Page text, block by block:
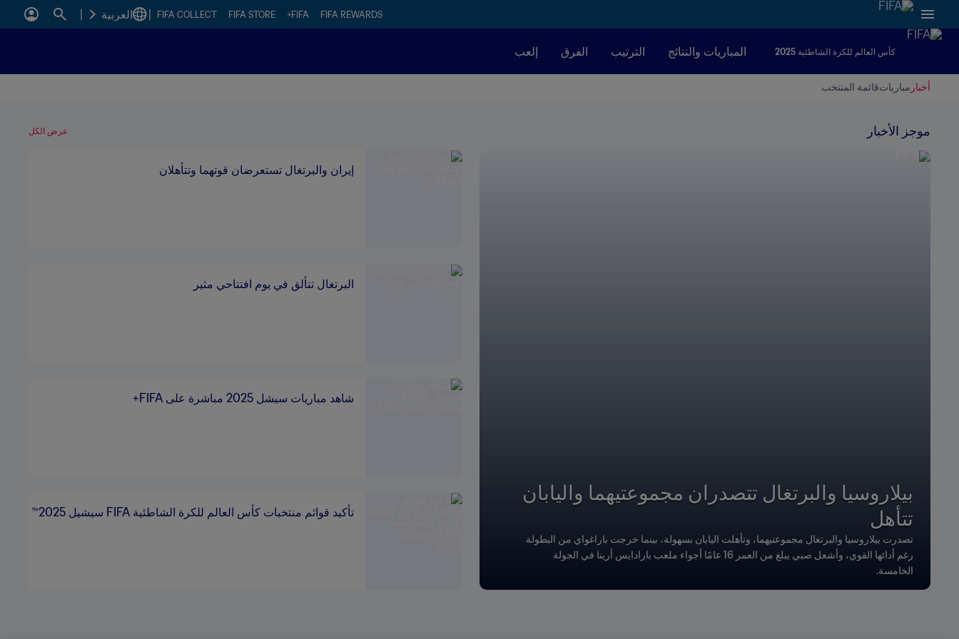
FIFA REWARDS
FIFA+
FIFA STORE
FIFA COLLECT العربية
كأس العالم للكرة الشاطئية 2025 المباريات والنتائج الترتيب الفرق إلعب
أخبار مبارياتقائمة المنتخب
موجز الأخبار عرض الكل
بيلاروسيا والبرتغال تتصدران مجموعتيهما واليابان
تتأهل
تصدرت بيلاروسيا والبرتغال مجموعتيهما، وتأهلت اليابان بسهولة، بينما خرجت باراغواي من البطولة
رغم أدائها القوي، وأشعل صبي يبلغ من العمر 16 عامًا أجواء ملعب بارادايس أرينا في الجولة
الخامسة.
إيران والبرتغال تستعرضان قوتهما وتتأهلان
البرتغال تتألق في يوم افتتاحي مثير
شاهد مباريات سيشل 2025 مباشرة على FIFA+
تأكيد قوائم منتخبات كأس العالم للكرة الشاطئية FIFA سيشيل 2025™